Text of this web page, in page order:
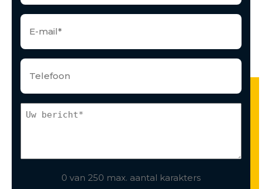
0 van 250 max. aantal karakters